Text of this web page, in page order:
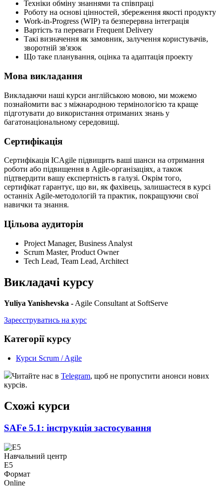
Техніки обміну знаннями та співпраці
Роботу на основі цінностей, збереження якості продукту
Work-in-Progress (WIP) та безперервна інтеграція
Вартість та переваги Frequent Delivery
Такі визначення як замовник, залучення користувачів,
зворотній зв'язок
Що таке планування, оцінка та адаптація проекту
Мова викладання
Викладаючи наші курси англійською мовою, ми можемо
познайомити вас з міжнародною термінологією та краще
підготувати до використання отриманих знань у
багатонаціональному середовищі.
Сертифікація
Сертифікація ICAgile підвищить ваші шанси на отримання
роботи або підвищення в Agile-організаціях, а також
підтвердити вашу експертність в галузі. Окрім того,
сертифікат гарантує, що ви, як фахівець, залишаєтеся в курсі
останніх Agile-методологій та практик, покращуючи свої
навички та знання.
Цільова аудиторія
Project Manager, Business Analyst
Scrum Master, Product Owner
Tech Lead, Team Lead, Architect
Викладачі курсу
Yuliya Yanishevska - Agile Consultant at SoftServe
Зареєструватись на курс
Категорії курсу
Курси Scrum / Agile
Читайте нас в Telegram, щоб не пропустити анонси нових
курсів.
Схожі курси
SAFe 5.1: інструкція застосування
Навчальний центр
Е5
Формат
Online